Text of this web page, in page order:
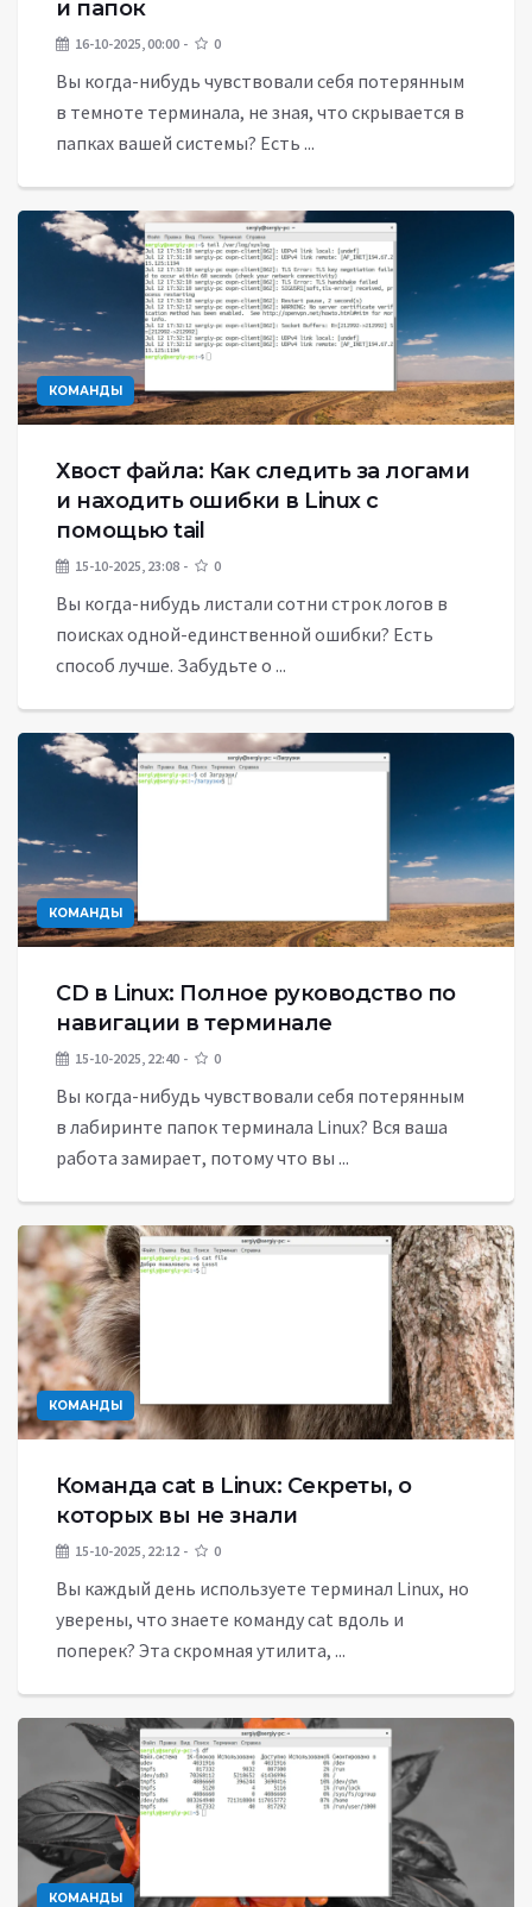
и папок
16-10-2025, 00:00 0
Вы когда-нибудь чувствовали себя потерянным
в темноте терминала, не зная, что скрывается в
папках вашей системы? Есть ...
КОМАНДЫ
Хвост файла: Как следить за логами
и находить ошибки в Linux с
помощью tail
15-10-2025, 23:08 0
Вы когда-нибудь листали сотни строк логов в
поисках одной-единственной ошибки? Есть
способ лучше. Забудьте о ...
КОМАНДЫ
CD в Linux: Полное руководство по
навигации в терминале
15-10-2025, 22:40 0
Вы когда-нибудь чувствовали себя потерянным
в лабиринте папок терминала Linux? Вся ваша
работа замирает, потому что вы ...
КОМАНДЫ
Команда cat в Linux: Секреты, о
которых вы не знали
15-10-2025, 22:12 0
Вы каждый день используете терминал Linux, но
уверены, что знаете команду cat вдоль и
поперек? Эта скромная утилита, ...
КОМАНДЫ